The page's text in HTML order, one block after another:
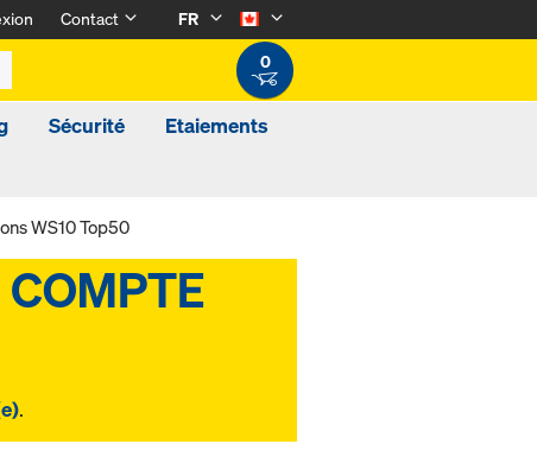
Contact
FR
0
Sécurité
Etaiements
WS10 Top50
.